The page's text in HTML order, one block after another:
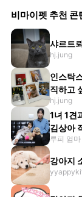
비마이펫 추천 콘
샤르트
hj.jung
인스탁
직하고
hj.jung
1녀 1견
김상아
루피 엄마
강아지